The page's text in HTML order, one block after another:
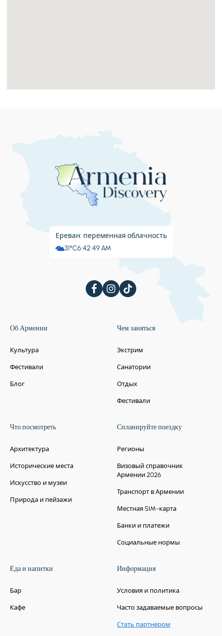
Ереван: переменная облачность
31°C6:42:51 AM
Об Армении
Культура
Фестивали
Блог
Чем заняться
Экстрим
Санатории
Отдых
Фестивали
Что посмотреть
Архитектура
Исторические места
Искусство и музеи
Природа и пейзажи
Спланируйте поездку
Регионы
Визовый справочник
Армении 2026
Транспорт в Армении
Местная SIM-карта
Банки и платежи
Социальные нормы
Еда и напитки
Бар
Кафе
Информация
Условия и политика
Часто задаваемые вопросы
Стать партнером